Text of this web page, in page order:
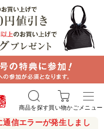
信エラーが発生しまし
商品を探す買い物かごメニュー